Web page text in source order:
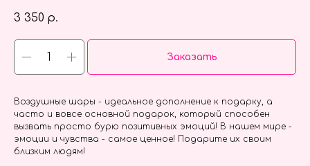
3 350 р.
Заказать
Воздушные шары - идеальное дополнение к подарку, а
часто и вовсе основной подарок, который способен
вызвать просто бурю позитивных эмоций! В нашем мире -
эмоции и чувства - самое ценное! Подарите их своим
близким людям!